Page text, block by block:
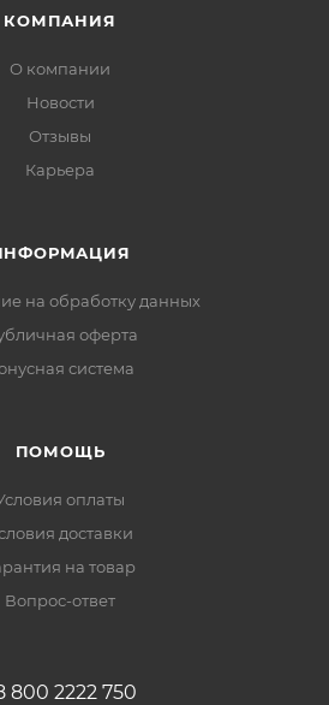
КОМПАНИЯ
О компании
Новости
Отзывы
Карьера
на обработку данных
оферта
система
ПОМОЩЬ
оплаты
доставки
на товар
Вопрос-ответ
800 2222 750